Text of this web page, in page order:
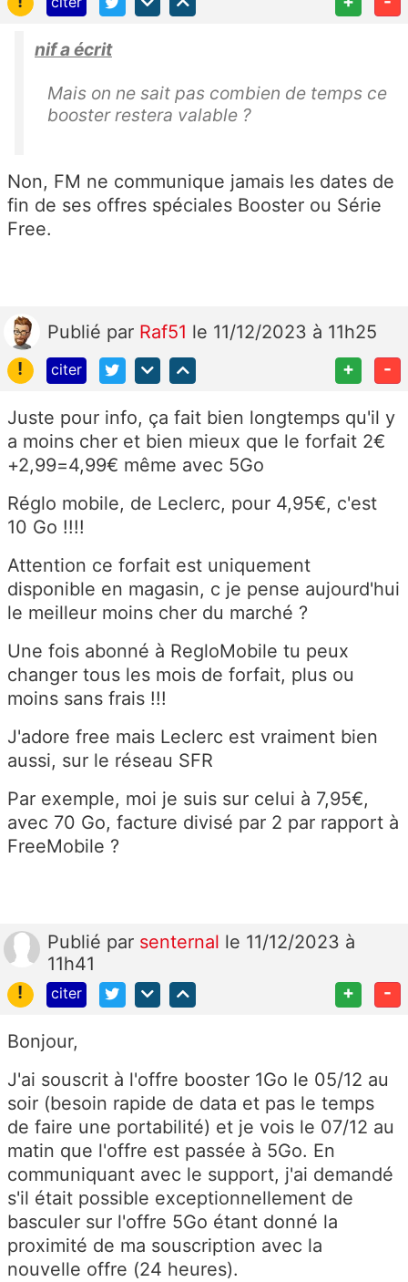
nif a écrit
Mais on ne sait pas combien de temps ce
booster restera valable ?
Non, FM ne communique jamais les dates de
fin de ses offres spéciales Booster ou Série
Free.
Publié par Raf51 le 11/12/2023 à 11h25
!
citer + -
Juste pour info, ça fait bien longtemps qu'il y
a moins cher et bien mieux que le forfait 2€
+2,99=4,99€ même avec 5Go
Réglo mobile, de Leclerc, pour 4,95€, c'est
10 Go !!!!
Attention ce forfait est uniquement
disponible en magasin, c je pense aujourd'hui
le meilleur moins cher du marché ?
Une fois abonné à RegloMobile tu peux
changer tous les mois de forfait, plus ou
moins sans frais !!!
J'adore free mais Leclerc est vraiment bien
aussi, sur le réseau SFR
Par exemple, moi je suis sur celui à 7,95€,
avec 70 Go, facture divisé par 2 par rapport à
FreeMobile ?
Publié par senternal le 11/12/2023 à
11h41
!
citer + -
Bonjour,
J'ai souscrit à l'offre booster 1Go le 05/12 au
soir (besoin rapide de data et pas le temps
de faire une portabilité) et je vois le 07/12 au
matin que l'offre est passée à 5Go. En
communiquant avec le support, j'ai demandé
s'il était possible exceptionnellement de
basculer sur l'offre 5Go étant donné la
proximité de ma souscription avec la
nouvelle offre (24 heures).